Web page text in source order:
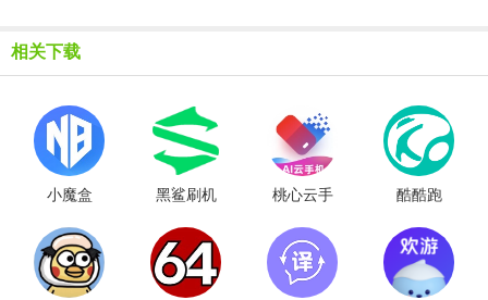
相关下载
小魔盒
黑鲨刷机
桃心云手
酷酷跑